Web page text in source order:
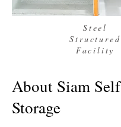
Steel
Structured
Facility
About Siam Self
Storage